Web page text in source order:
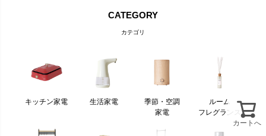
カートへ
CATEGORY
カテゴリ
キッチン家電 生活家電
季節・空調
家電
ルーム
フレグランス